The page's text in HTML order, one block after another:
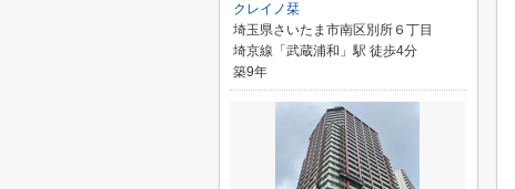
クレイノ栞
埼玉県さいたま市南区別所６丁目
埼京線「武蔵浦和」駅 徒歩4分
築9年